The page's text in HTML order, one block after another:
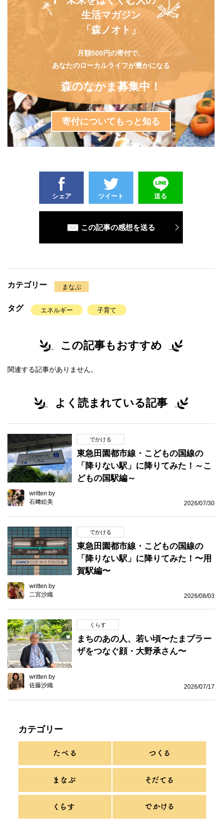
生活マガジン
「森ノオト」
月額500円の寄付で、
あなたのローカルライフが豊かになる
森のなかま募集中！
寄付についてもっと知る
シェア ツイート 送る
この記事の感想を送る
カテゴリー まなぶ
タグ エネルギー 子育て
この記事もおすすめ
関連する記事がありません。
よく読まれている記事
でかける
東急田園都市線・こどもの国線の
「降りない駅」に降りてみた！～こ
どもの国駅編～
written by
石﨑絵美
2026/07/30
でかける
東急田園都市線・こどもの国線の
「降りない駅」に降りてみた！〜用
賀駅編〜
written by
二宮沙織
2026/08/03
くらす
まちのあの人、若い頃〜たまプラー
ザをつなぐ顔・大野承さん〜
written by
佐藤沙織
2026/07/17
カテゴリー